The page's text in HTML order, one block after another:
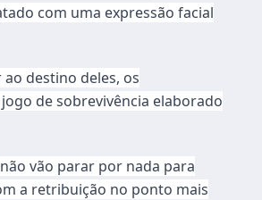
com uma expressão facial
destino deles, os
de sobrevivência elaborado
vão parar por nada para
a retribuição no ponto mais